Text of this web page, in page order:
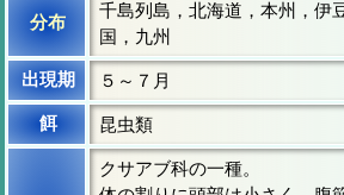
分布
千島列島，北海道，本州，伊
国，九州
出現期 ５～７月
餌 昆虫類
クサアブ科の一種。